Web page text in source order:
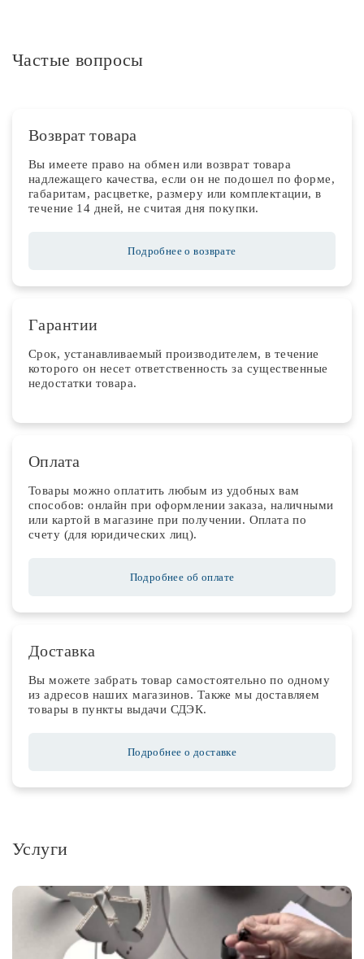
Частые вопросы
Возврат товара
Вы имеете право на обмен или возврат товара
надлежащего качества, если он не подошел по форме,
габаритам, расцветке, размеру или комплектации, в
течение 14 дней, не считая дня покупки.
Подробнее о возврате
Гарантии
Срок, устанавливаемый производителем, в течение
которого он несет ответственность за существенные
недостатки товара.
Оплата
Товары можно оплатить любым из удобных вам
способов: онлайн при оформлении заказа, наличными
или картой в магазине при получении. Оплата по
счету (для юридических лиц).
Подробнее об оплате
Доставка
Вы можете забрать товар самостоятельно по одному
из адресов наших магазинов. Также мы доставляем
товары в пункты выдачи СДЭК.
Подробнее о доставке
Услуги